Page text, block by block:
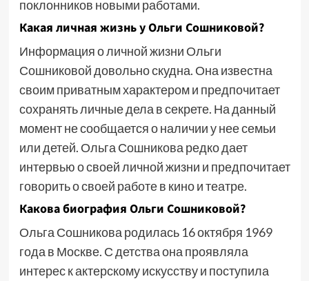
поклонников новыми работами.
Какая личная жизнь у Ольги Сошниковой?
Информация о личной жизни Ольги
Сошниковой довольно скудна. Она известна
своим приватным характером и предпочитает
сохранять личные дела в секрете. На данный
момент не сообщается о наличии у нее семьи
или детей. Ольга Сошникова редко дает
интервью о своей личной жизни и предпочитает
говорить о своей работе в кино и театре.
Какова биография Ольги Сошниковой?
Ольга Сошникова родилась 16 октября 1969
года в Москве. С детства она проявляла
интерес к актерскому искусству и поступила